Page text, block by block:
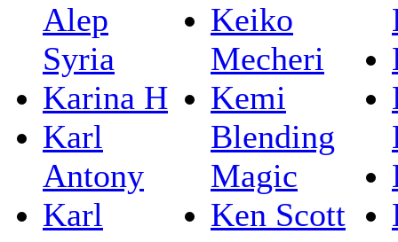
Alep
Syria
Karina H
Karl
Antony
Karl
Keiko
Mecheri
Kemi
Blending
Magic
Ken Scott